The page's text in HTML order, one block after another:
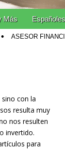
Más
ASESOR
con la
resulta muy
nos resulten
invertido.
para